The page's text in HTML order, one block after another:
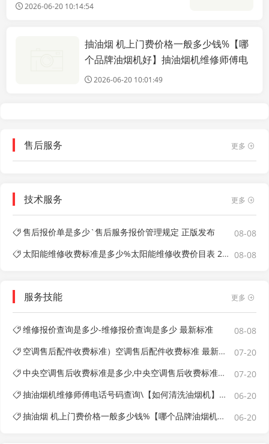
2026-06-20 10:14:54
服务技能
抽油烟 机上门费价格一般多少钱%【哪
个品牌油烟机好】抽油烟机维修师傅电
话是多少_【巧太太抽油烟机怎么样】巧
2026-06-20 10:01:49
售后服务 更多
技术服务 更多
08-08
售后报价单是多少`售后服务报价管理规定 正版发布
08-08
太阳能维修收费标准是多少%太阳能维修收费价目表 2027
服务技能 更多
08-08
维修报价查询是多少-维修报价查询是多少 最新标准
07-20
空调售后配件收费标准）空调售后配件收费标准 最新收费标准
07-20
中央空调售后收费标准是多少,中央空调售后收费标准是多少 最新版本
06-20
抽油烟机维修师傅电话号码查询\【如何清洗油烟机】油烟机清洗方法详解
06-20
抽油烟 机上门费价格一般多少钱%【哪个品牌油烟机好】抽油烟机维修师傅电话是多少_【巧太太抽油烟机怎么样】巧太太抽油烟机相关知识介绍油烟机品牌介绍